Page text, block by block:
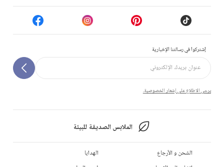
إشتركوا في رسالتنا الإخبارية
يرجى الاطلاع على إشعار الخصوصية.
الملابس الصديقة للبيئة
الشحن و الأرجاع
الهدايا